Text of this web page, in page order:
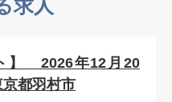
求人
】 2026年12月20
都羽村市